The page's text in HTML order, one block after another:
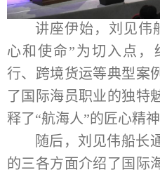
讲座伊始， 刘见伟
心和使命”为切入点，
行、跨境货运等典型案
了国际海员职业的独特
释了“航海人”的匠心精
随后，刘见伟船长
的三各方面介绍了国际